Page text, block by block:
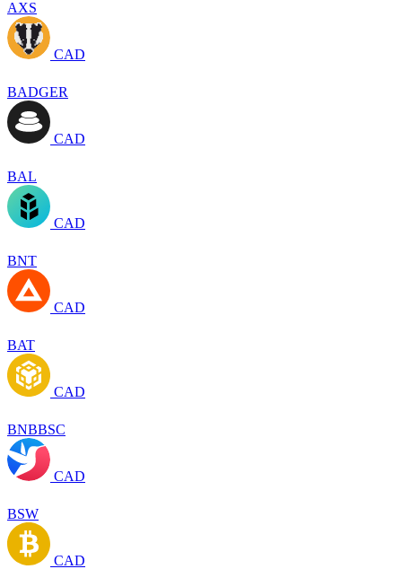
AXS
CAD
BADGER
CAD
BAL
CAD
BNT
CAD
BAT
CAD
BNBBSC
CAD
BSW
CAD